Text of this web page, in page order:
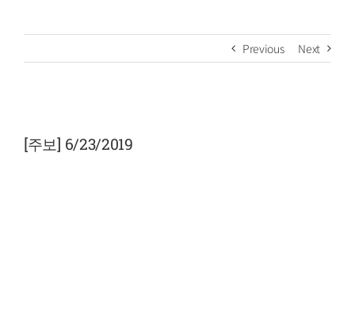
Previous Next
Larger
Image
[주보] 6/23/2019